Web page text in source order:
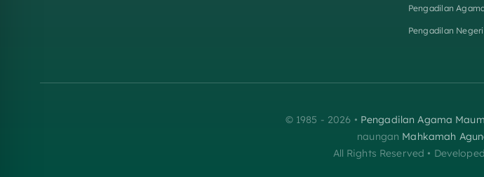
Pengadilan
Pengadilan
© 1985 - 2026 • Pengadilan Agama
naungan Mahkamah
All Rights Reserved •